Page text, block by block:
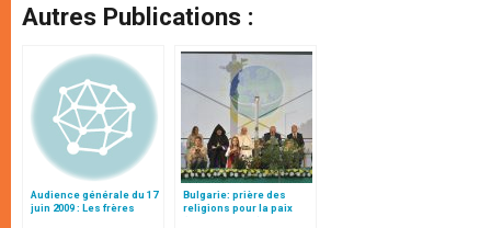
Autres Publications :
Audience générale du 17
juin 2009 : Les frères
Bulgarie: prière des
religions pour la paix
(texte complet)